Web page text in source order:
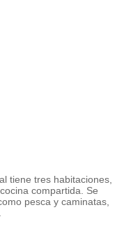
tiene tres habitaciones,
compartida. Se
pesca y caminatas,